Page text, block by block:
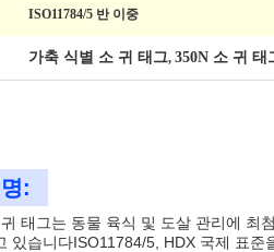
ISO11784/5 반 이중
가축 식별 소 귀 태그, 350N 소 귀 태
:
태그는 동물 육식 및 도살 관리에 최
있습니다ISO11784/5, HDX 국제 표